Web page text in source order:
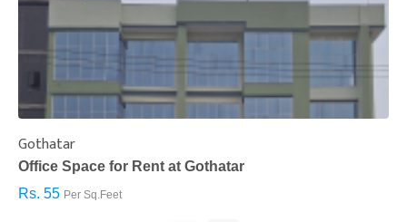
Gothatar
Office Space for Rent at Gothatar
Rs. 55 Per Sq.Feet